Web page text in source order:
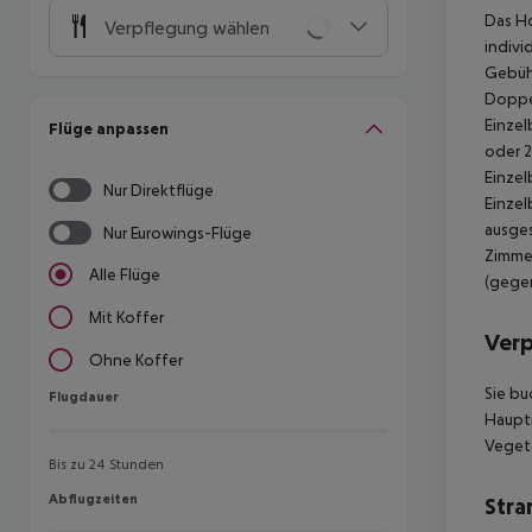
Verpflegung wählen
Flüge anpassen
Nur Direktflüge
Nur Eurowings-Flüge
Alle Flüge
Mit Koffer
Ohne Koffer
Flugdauer
Flugdauer
Bis zu 24 Stunden
Abflugzeiten
Abflugzeiten
Das
oder
Sie